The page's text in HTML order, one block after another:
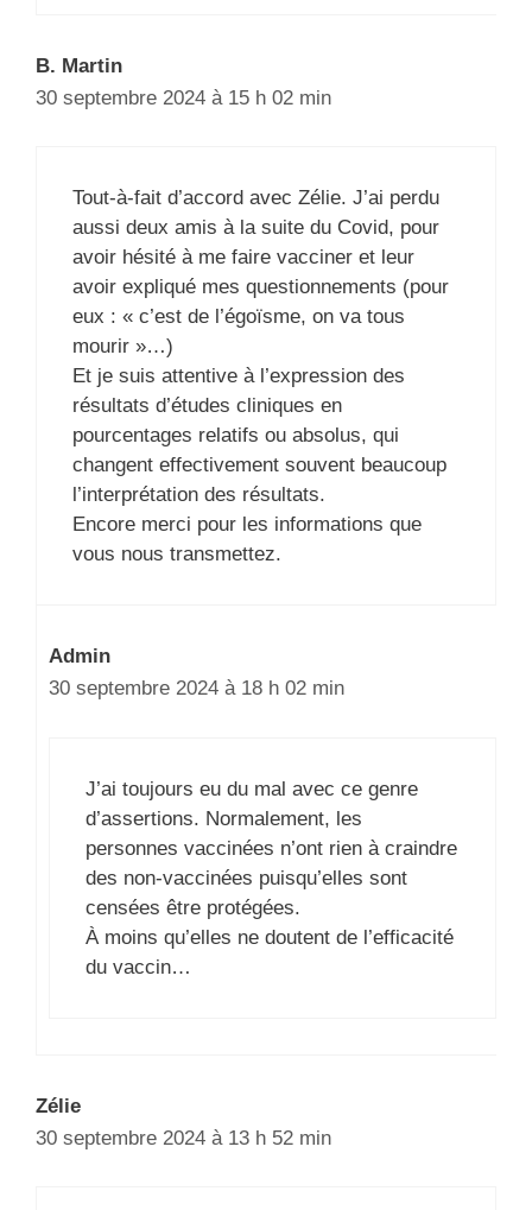
B. Martin
30 septembre 2024 à 15 h 02 min
Tout-à-fait d’accord avec Zélie. J’ai perdu
aussi deux amis à la suite du Covid, pour
avoir hésité à me faire vacciner et leur
avoir expliqué mes questionnements (pour
eux : « c’est de l’égoïsme, on va tous
mourir »…)
Et je suis attentive à l’expression des
résultats d’études cliniques en
pourcentages relatifs ou absolus, qui
changent effectivement souvent beaucoup
l’interprétation des résultats.
Encore merci pour les informations que
vous nous transmettez.
Admin
30 septembre 2024 à 18 h 02 min
J’ai toujours eu du mal avec ce genre
d’assertions. Normalement, les
personnes vaccinées n’ont rien à craindre
des non-vaccinées puisqu’elles sont
censées être protégées.
À moins qu’elles ne doutent de l’efficacité
du vaccin…
Zélie
30 septembre 2024 à 13 h 52 min